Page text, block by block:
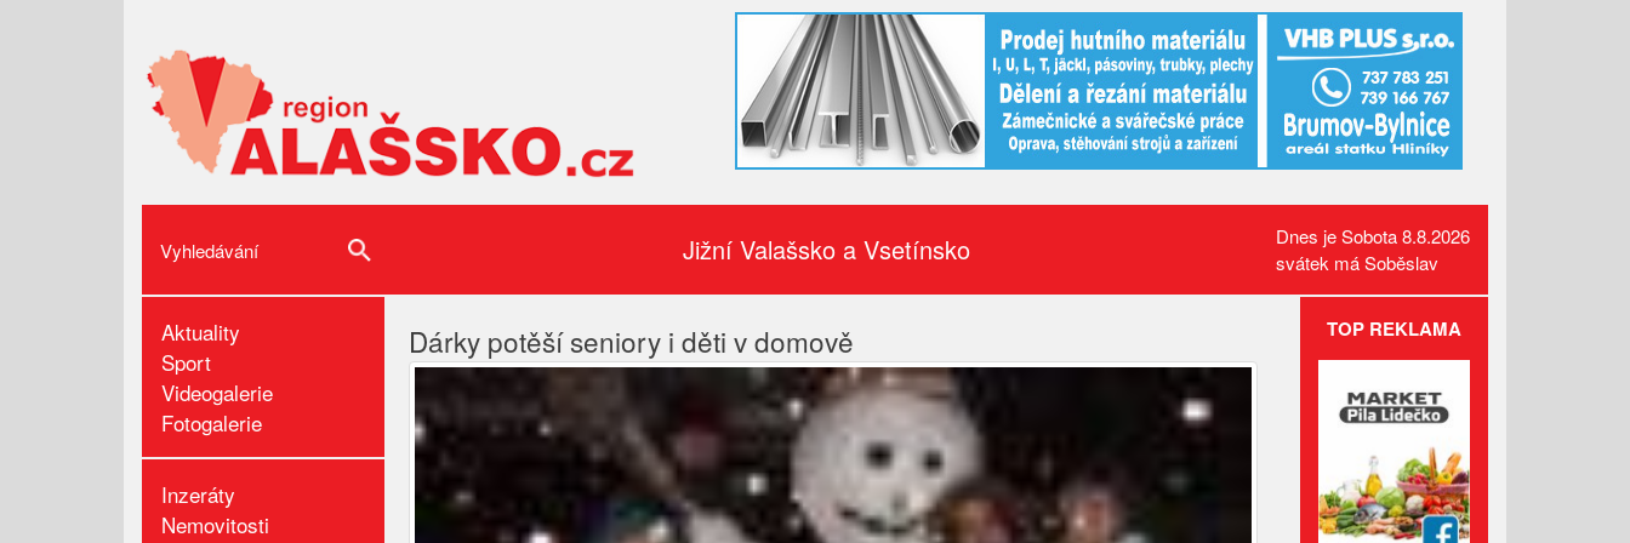
Požár pole v Lidečku vznikl při
sklizňových pracích. Oheň
zastavili hasiči
Kamerový systém nově dohlíží
na skatepark v Luhačovicích
Přehled kulturních akcí v okolí
Jižní Valašsko a Vsetínsko
Dnes je Sobota 8.8.2026
svátek má Soběslav
Aktuality
Sport
Videogalerie
Fotogalerie
Inzeráty
Nemovitosti
Dárky potěší seniory i děti v domově TOP REKLAMA